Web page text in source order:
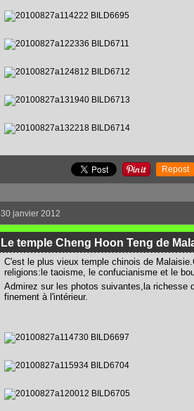
Repost
30 janvier 2012
Le temple Cheng Hoon Teng de
C'est le plus vieux temple chinois de
religions:le taoisme, le confucianisme et le
Admirez sur les photos suivantes,la richesse
finement à l'intérieur.